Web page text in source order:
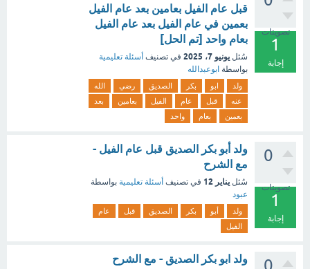
تصويتات
1
إجابة
قبل عام الفيل بعامين بعد عام الفيل
بعمين في عام الفيل بعد عام الفيل
بعام واحد [تم الحل]
سُئل يونيو 7، 2025 في تصنيف أسئلة تعليمية
بواسطة ابوعبدالله
ولد ابو بكر الصديق رضي
الله
عنه
قبل عام الفيل بعامين
بعد
بعمين
بعام واحد
0
تصويتات
1
إجابة
ولد أبو بكر الصديق قبل عام الفيل -
مع الشرح
سُئل يناير 12 في تصنيف أسئلة تعليمية بواسطة
عبود
ولد أبو بكر الصديق قبل
عام
الفيل
0 ولد ابو بكر الصديق - مع الشرح